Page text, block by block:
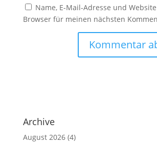
Name, E-Mail-Adresse und
Browser für meinen nächsten
Archive
August 2026(4)